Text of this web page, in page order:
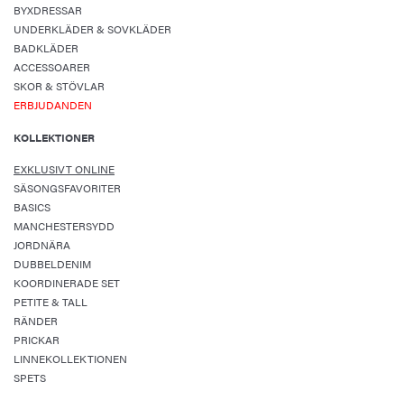
BYXDRESSAR
UNDERKLÄDER & SOVKLÄDER
BADKLÄDER
ACCESSOARER
SKOR & STÖVLAR
ERBJUDANDEN
KOLLEKTIONER
EXKLUSIVT ONLINE
SÄSONGSFAVORITER
BASICS
MANCHESTERSYDD
JORDNÄRA
DUBBELDENIM
KOORDINERADE SET
PETITE & TALL
RÄNDER
PRICKAR
LINNEKOLLEKTIONEN
SPETS